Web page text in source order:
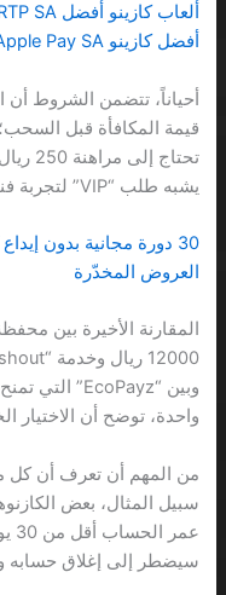
ألعاب كازينو أفضل RTP SA: لماذا لا يُعطيك الحظ أي شيء مجانًا
أفضل كازينو Apple Pay SA يفضّي إلى خسائر غير متوقّعة
يشبه طلب “VIP” لتجربة فندق فخم ثم إرسالك إلى غرفة مزدحمة.
30 دورة مجانية بدون
العروض المخدّرة
واحدة، توضح أن الاختيار
من المهم أن تعرف أن كل
سبيل المثال، بعض
سيضطر إلى إغلاق حسابه